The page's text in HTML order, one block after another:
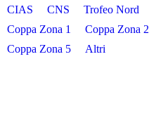
CIAS CNS Trofeo Nord
Coppa Zona 1
Coppa Zona 2
Coppa Zona 5
Altri